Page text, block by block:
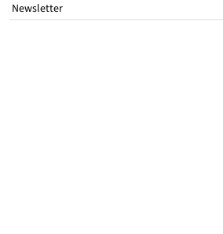
Newsletter